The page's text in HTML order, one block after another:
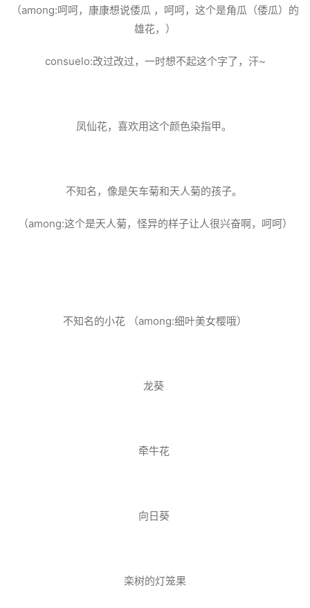
（among:呵呵，康康想说倭瓜 ，呵呵，这个是角瓜（倭瓜）的
雄花，）
consuelo:改过改过，一时想不起这个字了，汗~
凤仙花，喜欢用这个颜色染指甲。
不知名，像是矢车菊和天人菊的孩子。
（among:这个是天人菊，怪异的样子让人很兴奋啊，呵呵）
不知名的小花 （among:细叶美女樱哦）
龙葵
牵牛花
向日葵
栾树的灯笼果